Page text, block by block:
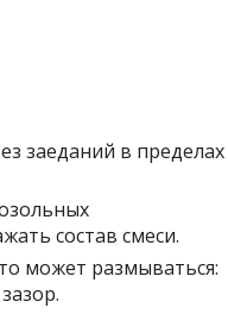
заеданий в пределах
состав смеси.
может размываться: